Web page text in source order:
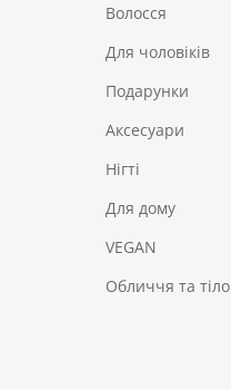
Волосся
Для чоловіків
Подарунки
Аксесуари
Нігті
Для дому
VEGAN
Обличчя та тіло